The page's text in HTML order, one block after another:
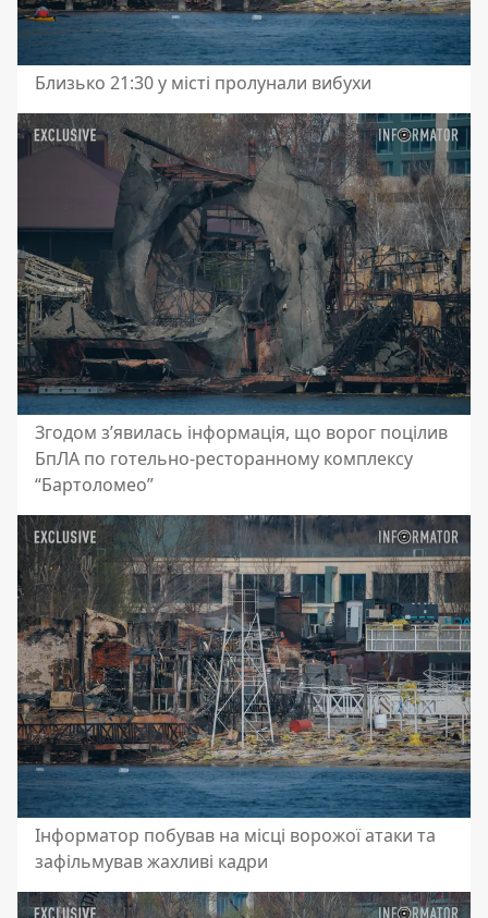
Близько 21:30 у місті пролунали вибухи
Згодом з’явилась інформація, що ворог поцілив
БпЛА по готельно-ресторанному комплексу
“Бартоломео”
Інформатор побував на місці ворожої атаки та
зафільмував жахливі кадри